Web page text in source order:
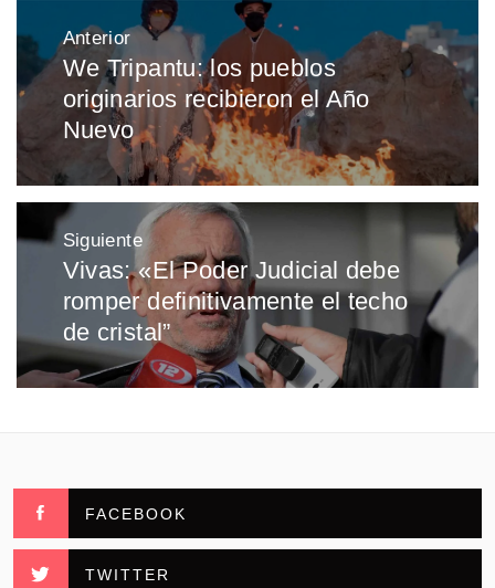
Navegación
de
entradas
Anterior
Entrada
anterior:
We Tripantu: los pueblos
originarios recibieron el Año
Nuevo
Siguiente
Entrada
siguiente:
Vivas: «El Poder Judicial debe
romper definitivamente el techo
de cristal”
FACEBOOK
TWITTER